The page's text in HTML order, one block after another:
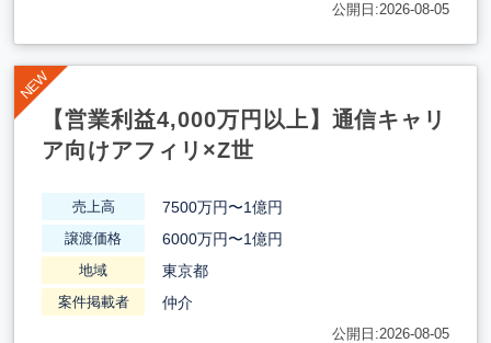
公開日:2026-08-05
【営業利益4,000万円以上】通信キャリ
ア向けアフィリ×Z世
売上高 7500万円〜1億円
譲渡価格 6000万円〜1億円
地域 東京都
案件掲載者 仲介
公開日:2026-08-05